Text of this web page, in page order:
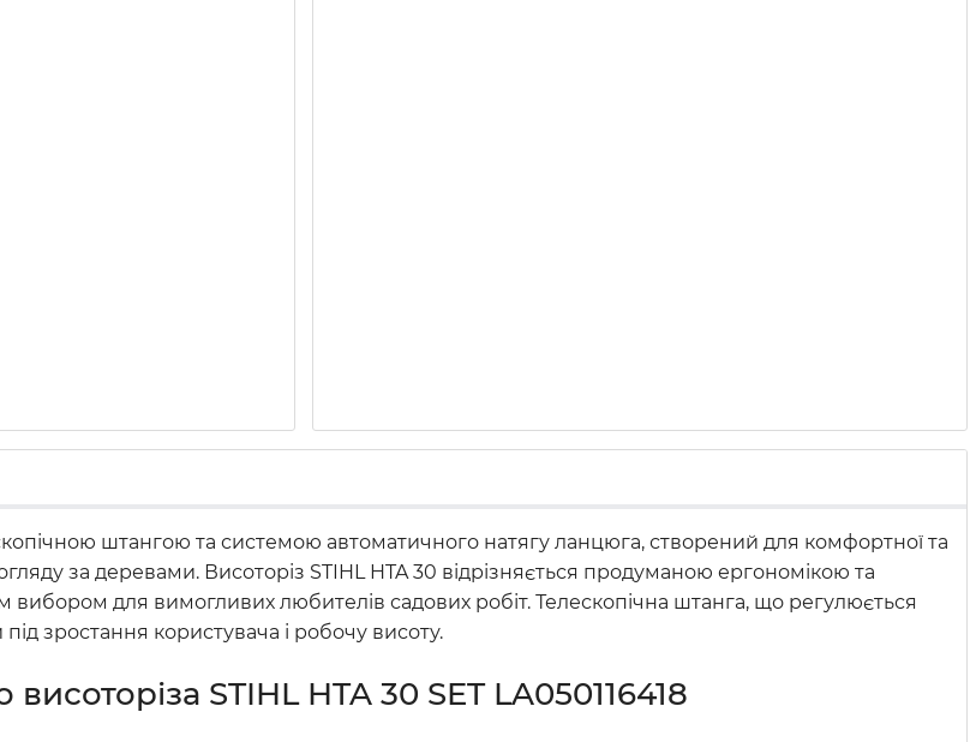
штангою та системою автоматичного натягу ланцюга, створений для комфортної та
за деревами. Висоторіз STIHL HTA 30 відрізняється продуманою ергономікою та
для вимогливих любителів садових робіт. Телескопічна штанга, що регулюється
зростання користувача і робочу висоту.
STIHL HTA 30 SET LA050116418